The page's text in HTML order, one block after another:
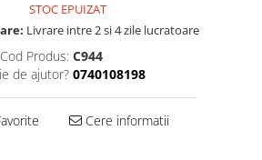
STOC EPUIZAT
Livrare intre 2 si 4 zile lucratoare
Cod Produs: C944
de ajutor? 0740108198
Cere informatii